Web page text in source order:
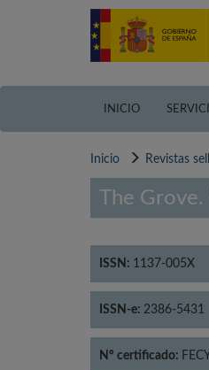
INICIO
Inicio Revistas
The Grove.
ISSN: 1137-005X
ISSN-e: 2386-5431
Nº certificado: